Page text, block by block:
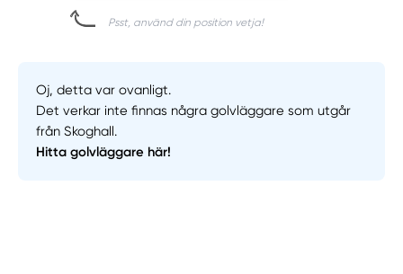
Psst, använd din position vetja!
Oj, detta var ovanligt.
Det verkar inte finnas några golvläggare som utgår
från Skoghall.
Hitta golvläggare här!